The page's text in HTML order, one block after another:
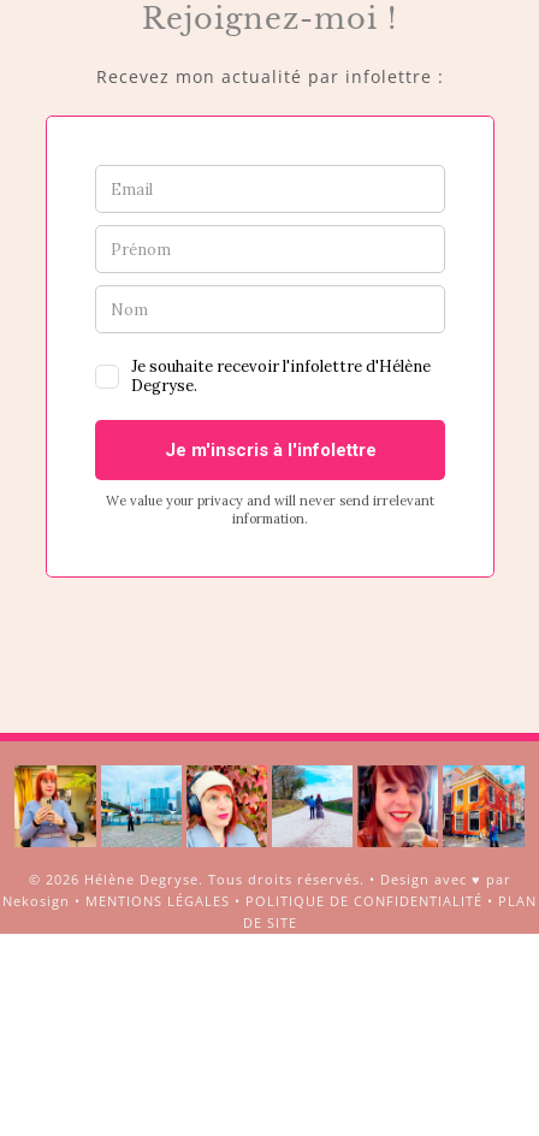
Rejoignez-moi !
Recevez mon actualité par infolettre :
© 2026 Hélène Degryse. Tous droits réservés. • Design avec ♥ par
Nekosign • MENTIONS LÉGALES • POLITIQUE DE CONFIDENTIALITÉ • PLAN
DE SITE